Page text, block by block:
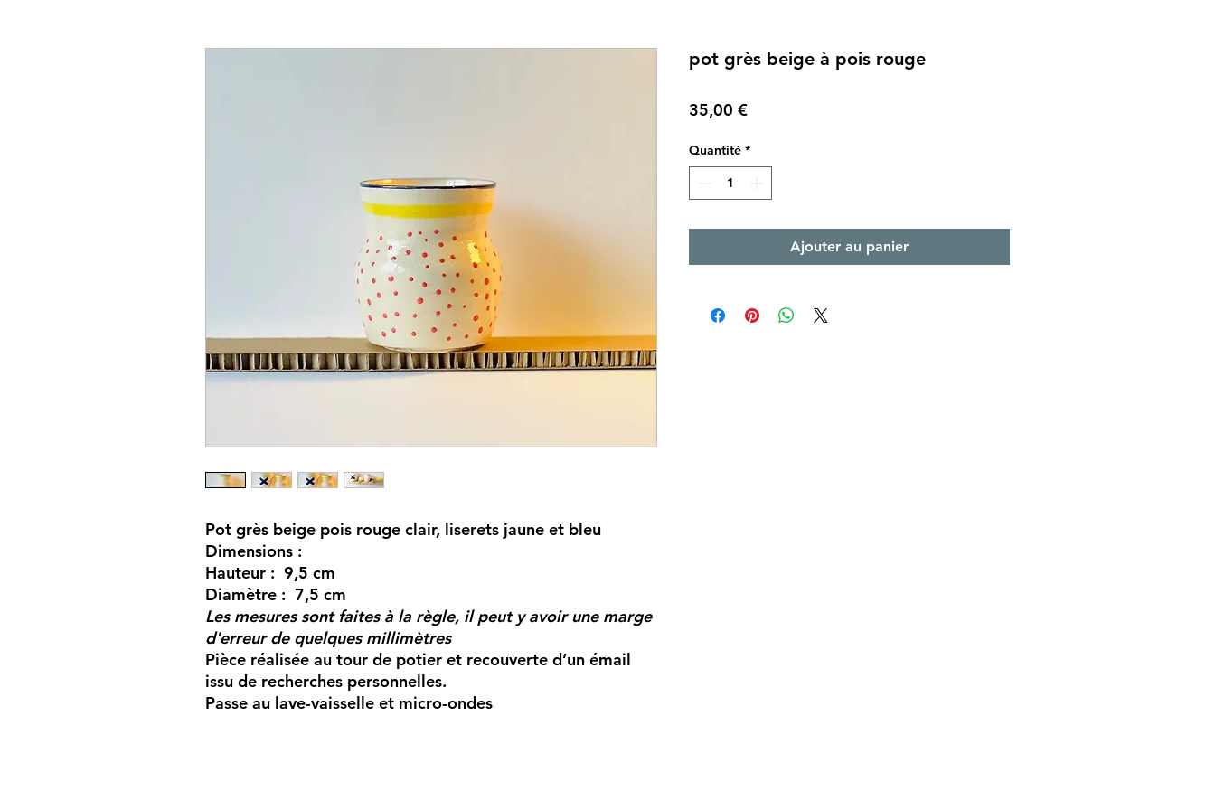
Pot grès beige pois rouge clair, liserets jaune et bleu
Dimensions :
Hauteur : 9,5 cm
Diamètre : 7,5 cm
Les mesures sont faites à la règle, il peut y avoir une marge
d'erreur de quelques millimètres
Pièce réalisée au tour de potier et recouverte d’un émail
issu de recherches personnelles.
Passe au lave-vaisselle et micro-ondes
pot grès beige à pois rouge
35,00 €Prix
Quantité *
Ajouter au panier